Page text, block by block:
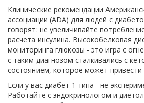
Клинические рекомендации
ассоциации (ADA) для людей с
говорят: не увеличивайте
расчета инсулина. Высокобелковая
мониторинга глюкозы - это игра с
с таким диагнозом сталкивались с
состоянием, которое может привести
Если у вас диабет 1 типа - не
Работайте с эндокринологом и